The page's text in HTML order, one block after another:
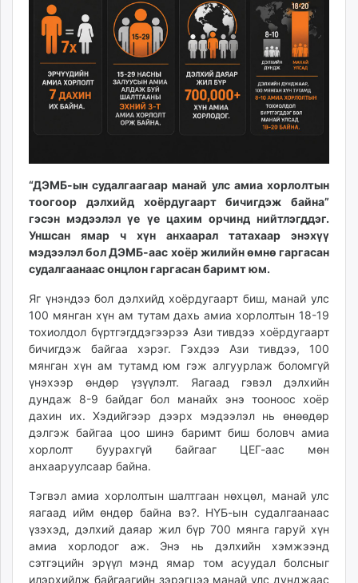
ikon.mn
mnb.mn
Livetv.mn
Eguur.mn
24tsag.mn
shuud.mn
today.mn
mminfo.mn
ugluu.mn
urlag.mn
unen.mn
asu.mn
shudarga.mn
shuurhai.mn
unuudur.mn
isee.mn
mglradio.com
fact.mn
itoim.mn
tumen.mn
shuum.mn
times.mn
tvmongolia.mn
mass.mn
unegui.mn
“ДЭМБ-ын судалгаагаар манай улс амиа хорлолтын
тоогоор дэлхийд хоёрдугаарт бичигдэж байна”
гэсэн мэдээлэл үе үе цахим орчинд нийтлэгддэг.
Уншсан ямар ч хүн анхаарал татахаар энэхүү
мэдээлэл бол ДЭМБ-аас хоёр жилийн өмнө гаргасан
судалгаанаас онцлон гаргасан баримт юм.
Яг үнэндээ бол дэлхийд хоёрдугаарт биш, манай улс
100 мянган хүн ам тутам дахь амиа хорлолтын 18-19
тохиолдол бүртгэгддэгээрээ Ази тивдээ хоёрдугаарт
бичигдэж байгаа хэрэг. Гэхдээ Ази тивдээ, 100
мянган хүн ам тутамд юм гэж алгуурлаж боломгүй
үнэхээр өндөр үзүүлэлт. Яагаад гэвэл дэлхийн
дундаж 8-9 байдаг бол манайх энэ тооноос хоёр
дахин их. Хэдийгээр дээрх мэдээлэл нь өнөөдөр
дэлгэж байгаа цоо шинэ баримт биш боловч амиа
хорлолт буурахгүй байгааг ЦЕГ-аас мөн
анхааруулсаар байна.
Тэгвэл амиа хорлолтын шалтгаан нөхцөл, манай улс
яагаад ийм өндөр байна вэ?. НҮБ-ын судалгаанаас
үзэхэд, дэлхий даяар жил бүр 700 мянга гаруй хүн
амиа хорлодог аж. Энэ нь дэлхийн хэмжээнд
сэтгэцийн эрүүл мэнд ямар том асуудал болсныг
илэрхийлж байгаагийн зэрэгцээ манай улс дунджаас